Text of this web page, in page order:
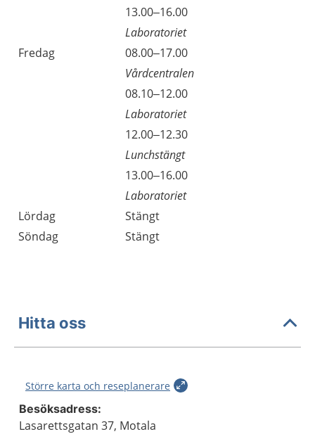
13.00–16.00
Laboratoriet
Fredag
08.00–17.00
Vårdcentralen
08.10–12.00
Laboratoriet
12.00–12.30
Lunchstängt
13.00–16.00
Laboratoriet
Lördag
Stängt
Söndag
Stängt
Hitta oss
Större karta och reseplanerare
Besöksadress:
Lasarettsgatan 37, Motala